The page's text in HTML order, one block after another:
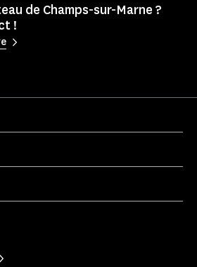
de Champs-sur-Marne ?
!